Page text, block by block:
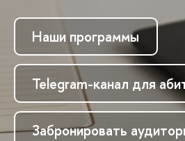
Наши программы
Telegram-канал для
Забронировать